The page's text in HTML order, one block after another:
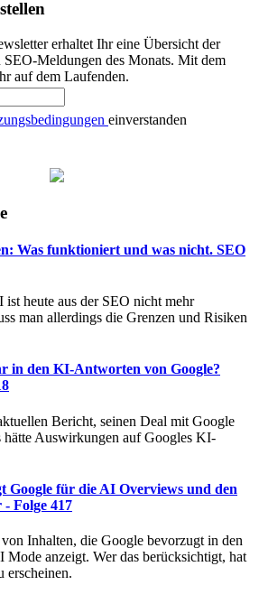
erhaltet Ihr eine Übersicht der
Meldungen des Monats. Mit dem
auf dem Laufenden.
einverstanden
Was funktioniert und was nicht. SEO
heute aus der SEO nicht mehr
man allerdings die Grenzen und Risiken
in den KI-Antworten von Google?
Bericht, seinen Deal mit Google
hätte Auswirkungen auf Googles KI-
Google für die AI Overviews und den
Folge 417
Inhalten, die Google bevorzugt in den
anzeigt. Wer das berücksichtigt, hat
erscheinen.